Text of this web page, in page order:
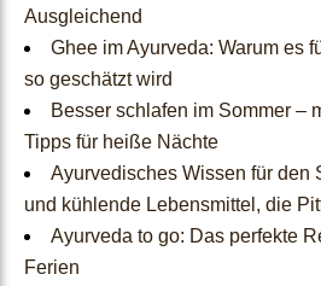
Ayurveda nach Dosha-Typ
Ayurvedische Geschenkid
een
Ausgleichend
Ghee im Ayurveda: Warum es für Balance und Vitalität
so geschätzt wird
Besser schlafen im Sommer – mit ayurvedischen
Tipps für heiße Nächte​
und kühlende Lebensmittel, die
Ayurveda to go: Das perfekte Reiseset für entspannte
Ferien